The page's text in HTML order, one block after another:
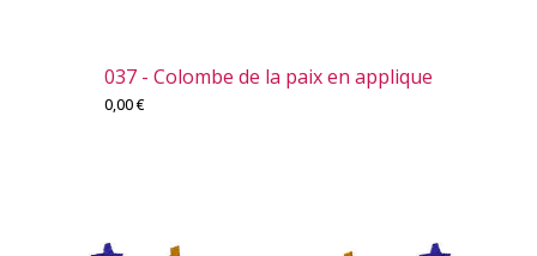
037 - Colombe de la paix en applique
0,00€